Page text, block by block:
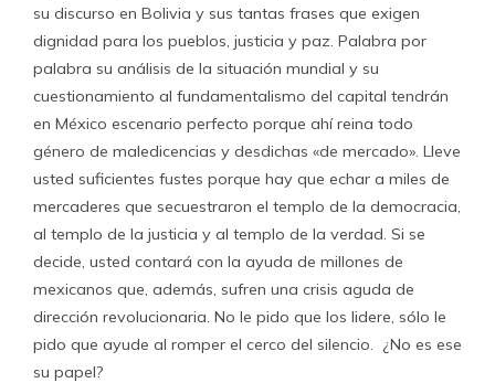
su discurso en Bolivia y sus tantas frases que exigen
dignidad para los pueblos, justicia y paz. Palabra por
palabra su análisis de la situación mundial y su
cuestionamiento al fundamentalismo del capital tendrán
en México escenario perfecto porque ahí reina todo
género de maledicencias y desdichas «de mercado». Lleve
usted suficientes fustes porque hay que echar a miles de
mercaderes que secuestraron el templo de la democracia,
al templo de la justicia y al templo de la verdad. Si se
decide, usted contará con la ayuda de millones de
mexicanos que, además, sufren una crisis aguda de
dirección revolucionaria. No le pido que los lidere, sólo le
pido que ayude al romper el cerco del silencio. ¿No es ese
su papel?